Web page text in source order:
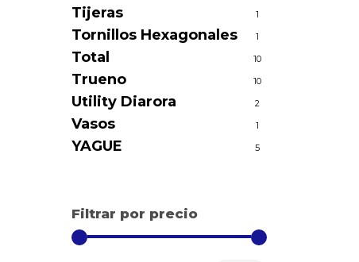
Tijeras 1
Tornillos Hexagonales 1
Total 10
Trueno 10
Utility Diarora 2
Vasos 1
YAGUE 5
Filtrar por precio